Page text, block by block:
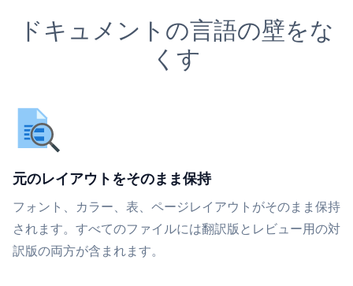
ドキュメントの言語の壁をな
くす
元のレイアウトをそのまま保持
フォント、カラー、表、ページレイアウトがそのまま保持
されます。すべてのファイルには翻訳版とレビュー用の対
訳版の両方が含まれます。